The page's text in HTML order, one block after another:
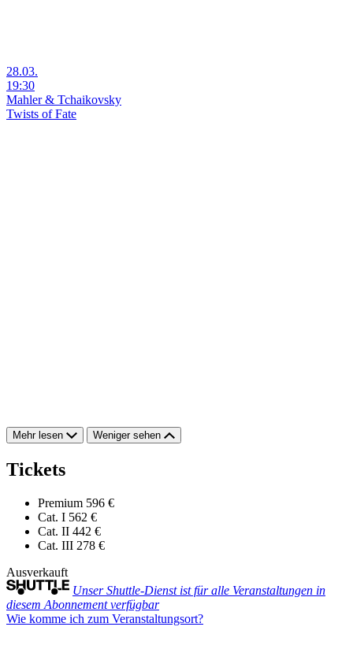
28.03.
19:30
Mahler & Tchaikovsky
Twists of Fate
Mehr lesen Weniger sehen
Tickets
Premium 596 €
Cat. I 562 €
Cat. II 442 €
Cat. III 278 €
Ausverkauft
Unser Shuttle-Dienst ist für alle Veranstaltungen in
diesem Abonnement verfügbar
Wie komme ich zum Veranstaltungsort?